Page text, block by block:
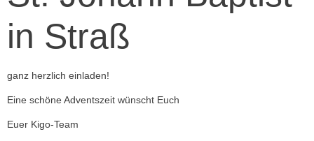
in Straß
ganz herzlich einladen!
Eine schöne Adventszeit wünscht Euch
Euer Kigo-Team